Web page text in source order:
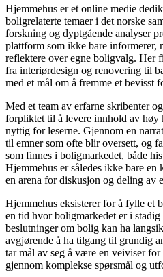
Hjemmehus er et online medie
boligrelaterte temaer i det norske
forskning og dyptgående analyser
plattform som ikke bare informerer,
reflektere over egne boligvalg. Her
fra interiørdesign og renovering til
med et mål om å fremme et bevisst
Med et team av erfarne skribenter
forpliktet til å levere innhold av høy
nyttig for leserne. Gjennom en
til emner som ofte blir oversett, og
som finnes i boligmarkedet, både
Hjemmehus er således ikke bare
en arena for diskusjon og deling av
Hjemmehus eksisterer for å fylle et
en tid hvor boligmarkedet er i
beslutninger om bolig kan ha
avgjørende å ha tilgang til grundig
tar mål av seg å være en veiviser
gjennom komplekse spørsmål og